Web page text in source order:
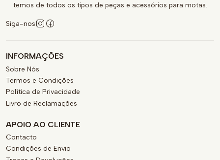
temos de todos os tipos de peças e acessórios para motas.
Siga-nos
INFORMAÇÕES
Sobre Nós
Termos e Condições
Política de Privacidade
Livro de Reclamações
APOIO AO CLIENTE
Contacto
Condições de Envio